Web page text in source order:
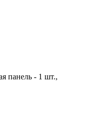
панель - 1 шт.,